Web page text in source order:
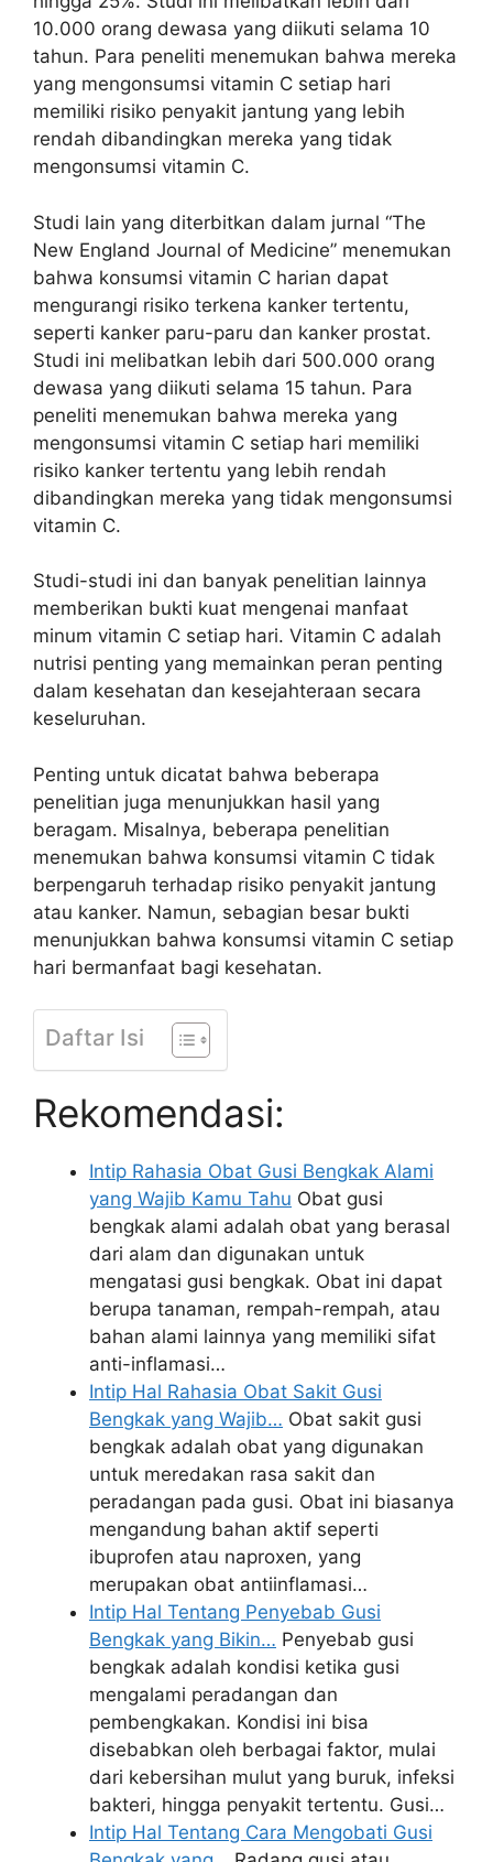
10.000 orang dewasa yang diikuti selama 10
tahun. Para peneliti menemukan bahwa mereka
yang mengonsumsi vitamin C setiap hari
memiliki risiko penyakit jantung yang lebih
rendah dibandingkan mereka yang tidak
mengonsumsi vitamin C.
Studi lain yang diterbitkan dalam jurnal “The
New England Journal of Medicine” menemukan
bahwa konsumsi vitamin C harian dapat
mengurangi risiko terkena kanker tertentu,
seperti kanker paru-paru dan kanker prostat.
Studi ini melibatkan lebih dari 500.000 orang
dewasa yang diikuti selama 15 tahun. Para
peneliti menemukan bahwa mereka yang
mengonsumsi vitamin C setiap hari memiliki
risiko kanker tertentu yang lebih rendah
dibandingkan mereka yang tidak mengonsumsi
vitamin C.
Studi-studi ini dan banyak penelitian lainnya
memberikan bukti kuat mengenai manfaat
minum vitamin C setiap hari. Vitamin C adalah
nutrisi penting yang memainkan peran penting
dalam kesehatan dan kesejahteraan secara
keseluruhan.
Penting untuk dicatat bahwa beberapa
penelitian juga menunjukkan hasil yang
beragam. Misalnya, beberapa penelitian
menemukan bahwa konsumsi vitamin C tidak
berpengaruh terhadap risiko penyakit jantung
atau kanker. Namun, sebagian besar bukti
menunjukkan bahwa konsumsi vitamin C setiap
hari bermanfaat bagi kesehatan.
Daftar Isi
Rekomendasi:
Intip Rahasia Obat Gusi Bengkak Alami
yang Wajib Kamu Tahu Obat gusi
bengkak alami adalah obat yang berasal
dari alam dan digunakan untuk
mengatasi gusi bengkak. Obat ini dapat
berupa tanaman, rempah-rempah, atau
bahan alami lainnya yang memiliki sifat
anti-inflamasi…
Intip Hal Rahasia Obat Sakit Gusi
Bengkak yang Wajib… Obat sakit gusi
bengkak adalah obat yang digunakan
untuk meredakan rasa sakit dan
peradangan pada gusi. Obat ini biasanya
mengandung bahan aktif seperti
ibuprofen atau naproxen, yang
merupakan obat antiinflamasi…
Intip Hal Tentang Penyebab Gusi
Bengkak yang Bikin… Penyebab gusi
bengkak adalah kondisi ketika gusi
mengalami peradangan dan
pembengkakan. Kondisi ini bisa
disebabkan oleh berbagai faktor, mulai
dari kebersihan mulut yang buruk, infeksi
bakteri, hingga penyakit tertentu. Gusi…
Intip Hal Tentang Cara Mengobati Gusi